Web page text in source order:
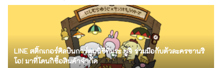
LINE สติ๊กเกอร์ศิลปินการ์ตูนนิชิทีมูระ ยูจิ ร่วมมือกับตัวละครซานริ
โอ! มาที่โดนกิซื้อสินค้าจำกัด